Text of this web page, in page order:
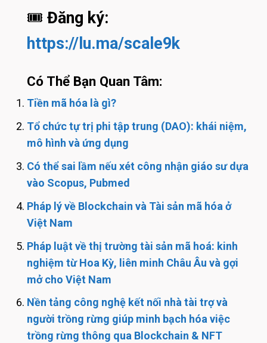
​🎟️ Đăng ký:
https://lu.ma/scale9k
Có Thể Bạn Quan Tâm:
Tiền mã hóa là gì?
Tổ chức tự trị phi tập trung (DAO): khái niệm,
mô hình và ứng dụng
Có thể sai lầm nếu xét công nhận giáo sư dựa
vào Scopus, Pubmed
Pháp lý về Blockchain và Tài sản mã hóa ở
Việt Nam
Pháp luật về thị trường tài sản mã hoá: kinh
nghiệm từ Hoa Kỳ, liên minh Châu Âu và gợi
mở cho Việt Nam
Nền tảng công nghệ kết nối nhà tài trợ và
người trồng rừng giúp minh bạch hóa việc
trồng rừng thông qua Blockchain & NFT